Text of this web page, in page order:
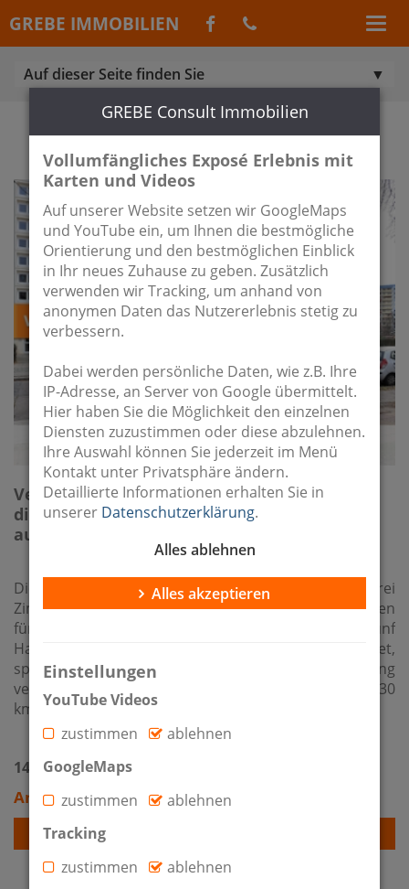
GREBE IMMOBILIEN
Auf dieser Seite finden Sie
IMMOBILIEN AUS BRANDENBURG
Verkauft:Diese attraktive Kapitalanlage
direkt in Brandenburg an der Havel wartet
auf Sie!
Die vermietete Etagenwohnung mit 60 m² und drei
Zimmern befindet sich im 1. OG eines gepflegten
fünfgeschossigen Mehrfamilienhauses mit fünf
Hauseingängen. Das Gebäude wurde 1970 errichtet,
später saniert und mit einer Wärmedämmung
versehen. Vor dem Haus verläuft eine kleine, auf 30
km/ h beschränkte Anliegerstraße.
14770 Brandenburg
Angebotspreis: 87.000 €
GREBE Consult Immobilien
Vollumfängliches Exposé Erlebnis mit
Karten und Videos
Auf unserer Website setzen wir GoogleMaps
und YouTube ein, um Ihnen die bestmögliche
Orientierung und den bestmöglichen Einblick
in Ihr neues Zuhause zu geben. Zusätzlich
verwenden wir Tracking, um anhand von
anonymen Daten das Nutzererlebnis stetig zu
verbessern.
Dabei werden persönliche Daten, wie z.B. Ihre
IP-Adresse, an Server von Google übermittelt.
Hier haben Sie die Möglichkeit den einzelnen
Diensten zuzustimmen oder diese abzulehnen.
Ihre Auswahl können Sie jederzeit im Menü
Kontakt unter Privatsphäre ändern.
Detaillierte Informationen erhalten Sie in
unserer Datenschutzerklärung.
Alles ablehnen
Alles akzeptieren
Einstellungen
YouTube Videos
zustimmen
ablehnen
GoogleMaps
zustimmen
ablehnen
Tracking
zustimmen
ablehnen